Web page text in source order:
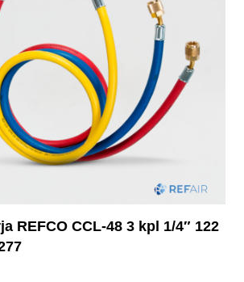
REFCO CCL-48 3 kpl 1/4″ 122